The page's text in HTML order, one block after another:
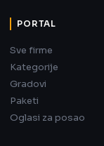
PORTAL
Sve firme
Kategorije
Gradovi
Paketi
Oglasi za posao